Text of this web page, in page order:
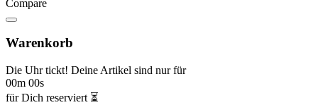
Compare
Warenkorb
Die Uhr tickt! Deine Artikel sind nur für
00m 00s
für Dich reserviert ⏳